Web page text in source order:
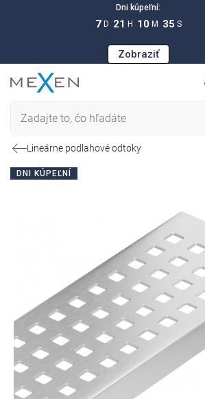
Dni kúpeľní:
7 D 21 H 10 M 34 S
Zobraziť
Lineárne podlahové odtoky
DNI KÚPEĽNÍ